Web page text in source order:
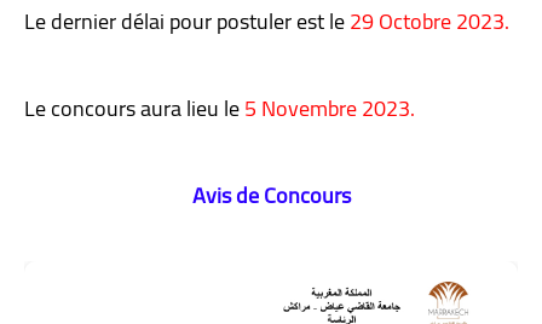
Le dernier délai pour postuler est le29 Octobre 2023.
Le concours aura lieu le5 Novembre 2023.
Avis de Concours